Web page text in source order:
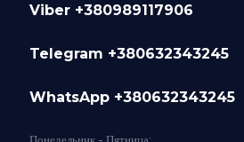
Viber +380989117906
Telegram +380632343245
WhatsApp +380632343245